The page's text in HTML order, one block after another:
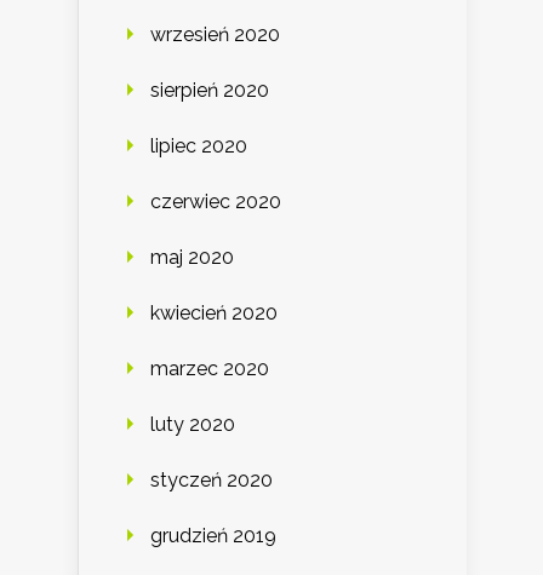
wrzesień 2020
sierpień 2020
lipiec 2020
czerwiec 2020
maj 2020
kwiecień 2020
marzec 2020
luty 2020
styczeń 2020
grudzień 2019